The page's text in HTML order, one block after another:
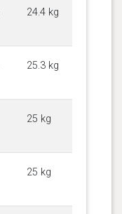
24.4 kg
25.3 kg
25 kg
25 kg